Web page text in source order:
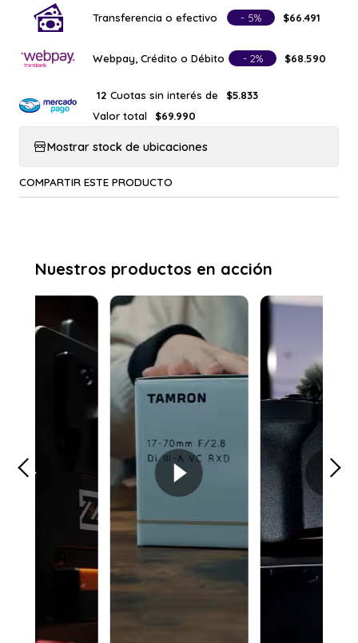
Transferencia o efectivo - 5% $66.491
Webpay, Crédito o Débito - 2% $68.590
12 Cuotas sin interés de
$5.833
Valor total
$69.990
Mostrar stock de ubicaciones
COMPARTIR ESTE PRODUCTO